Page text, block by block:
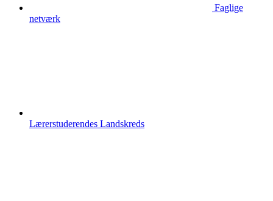
Faglige
netværk
Lærerstuderendes Landskreds